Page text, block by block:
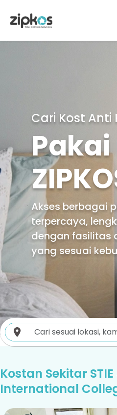
Cari Kost Anti
Pakai
Akses berbagai
terpercaya,
dengan fasilitas
yang sesuai
Kostan Sekitar
International